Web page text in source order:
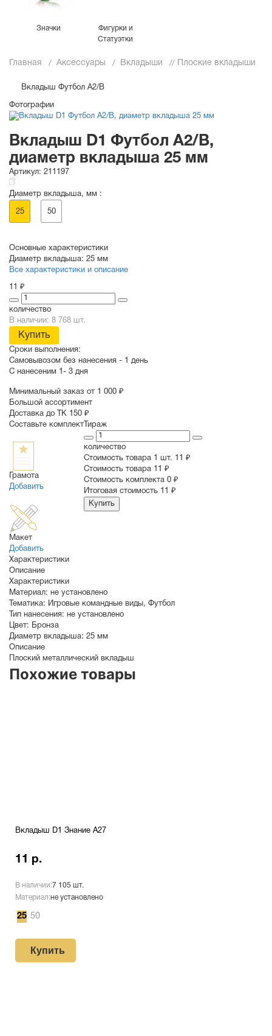
Значки
Фигурки и
Статуэтки
Главная Аксессуары Вкладыши Плоские вкладыши
Вкладыш Футбол A2/B
Фотографии
Вкладыш D1 Футбол A2/B,
диаметр вкладыша 25 мм
Артикул: 211197
Диаметр вкладыша, мм :
25 50
Основные характеристики
Диаметр вкладыша: 25 мм
Все характеристики и описание
11 ₽
количество
В наличии: 8 768 шт.
Купить
Сроки выполнения:
Самовывозом без нанесения -
1 день
С нанесеним
1- 3 дня
Минимальный заказ от 1 000 ₽
Большой ассортимент
Доставка до ТК 150 ₽
Составьте комплект
Грамота
Добавить
Макет
Добавить
Тираж
количество
Стоимость товара 1 шт.
11 ₽
Cтоимость товара
11 ₽
Стоимость комплекта 0 ₽
Итоговая стоимость
11 ₽
Купить
Характеристики
Описание
Характеристики
Материал: не установлено
Тематика: Игровые командные виды , Футбол
Тип нанесения: не установлено
Цвет: Бронза
Диаметр вкладыша: 25 мм
Описание
Плоский металлический вкладыш
Похожие товары
Вкладыш D1 Знание A27
11 р.
В наличии:7 105 шт.
Материал:не установлено
25 50
Купить